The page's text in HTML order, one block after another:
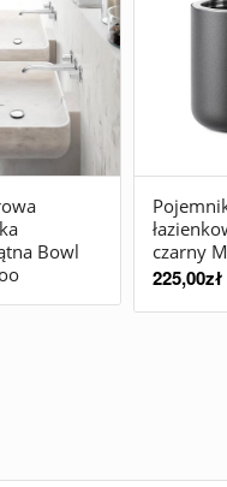
Bowl
czarny
225,00zł